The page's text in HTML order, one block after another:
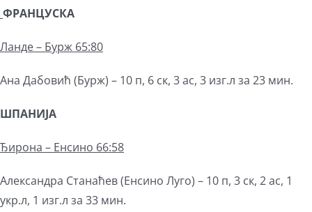
ФРАНЦУСКА
Ланде – Бурж 65:80
Ана Дабовић (Бурж) – 10 п, 6 ск, 3 ас, 3 изг.л за 23 мин.
ШПАНИЈА
Ђирона – Енсино 66:58
Александра Станаћев (Енсино Луго) – 10 п, 3 ск, 2 ас, 1
укр.л, 1 изг.л за 33 мин.